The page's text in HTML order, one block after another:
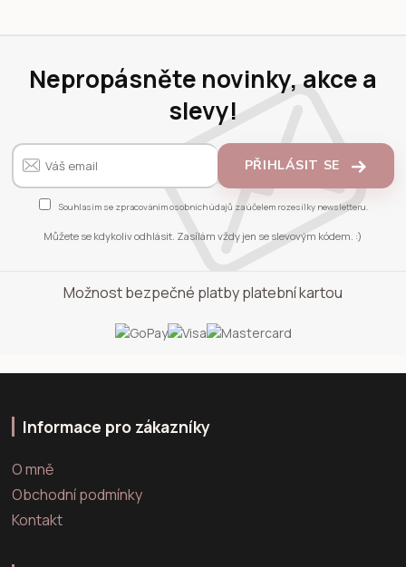
Nepropásněte novinky, akce a
slevy!
PŘIHLÁSIT SE
Souhlasím se zpracováním osobních údajů za účelem rozesílky newsletteru.
Můžete se kdykoliv odhlásit. Zasílám vždy jen se slevovým kódem. :)
Možnost bezpečné platby platební kartou
Informace pro zákazníky
O mně
Obchodní podmínky
Kontakt